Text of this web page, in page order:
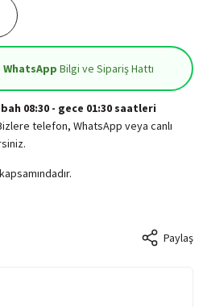
WhatsApp Bilgi ve Sipariş Hattı
08:30 - gece 01:30 saatleri
telefon, WhatsApp veya canlı
Paylaş